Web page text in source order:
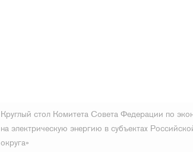
Круглый стол Комитета Совета Федерации по
на электрическую энергию в субъектах
округа»